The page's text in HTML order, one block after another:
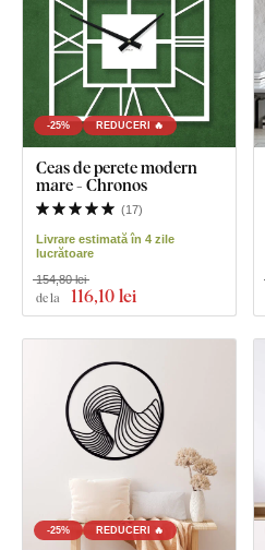
-25% REDUCERI 🔥
Ceas de perete modern
mare - Chronos
(17)
Livrare estimată în 4 zile
lucrătoare
de la 116,10 lei
154,80 lei
-25% REDUCERI 🔥